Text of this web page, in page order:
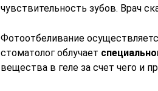
чувствительность зубов. Врач
Фотоотбеливание
стоматолог облучает
вещества в геле за счет чего и